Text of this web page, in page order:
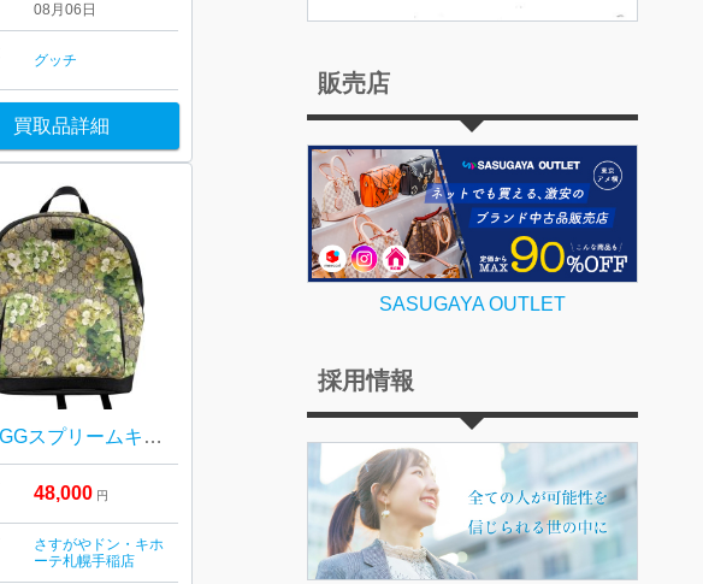
08月06日
グッチ
買取品詳細
Gucci GGスプリームキャンバス ブルームスプリント バックパック
48,000 円
さすがやドン・キホ
ーテ札幌手稲店
販売店
SASUGAYA OUTLET
採用情報